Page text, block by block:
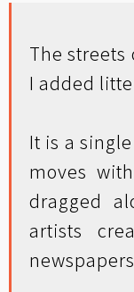
The streets
I added
It is a
moves
dragged
artists